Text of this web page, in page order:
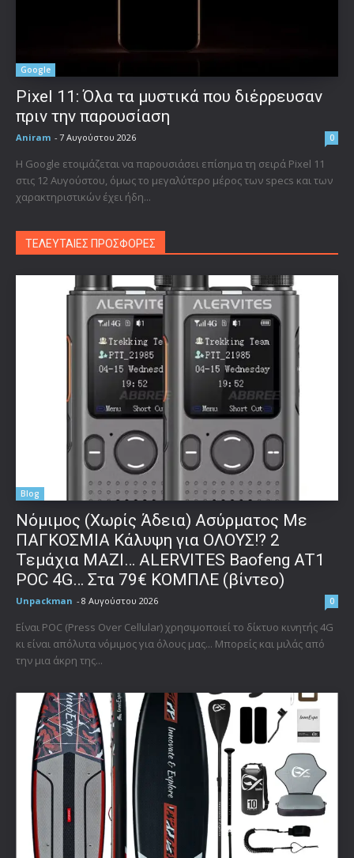
Google
Pixel 11: Όλα τα μυστικά που διέρρευσαν
πριν την παρουσίαση
Aniram - 7 Αυγούστου 2026 0
Η Google ετοιμάζεται να παρουσιάσει επίσημα τη σειρά Pixel 11
στις 12 Αυγούστου, όμως το μεγαλύτερο μέρος των specs και των
χαρακτηριστικών έχει ήδη...
ΤΕΛΕΥΤΑΙΕΣ ΠΡΟΣΦΟΡΕΣ
Blog
Νόμιμος (Χωρίς Άδεια) Ασύρματος Με
ΠΑΓΚΟΣΜΙΑ Κάλυψη για ΟΛΟΥΣ!? 2
Τεμάχια ΜΑΖΙ… ALERVITES Baofeng AT1
POC 4G… Στα 79€ ΚΟΜΠΛΕ (βίντεο)
Unpackman - 8 Αυγούστου 2026 0
Είναι POC (Press Over Cellular) χρησιμοποιεί το δίκτυο κινητής 4G
κι είναι απόλυτα νόμιμος για όλους μας... Μπορείς και μιλάς από
την μια άκρη της...